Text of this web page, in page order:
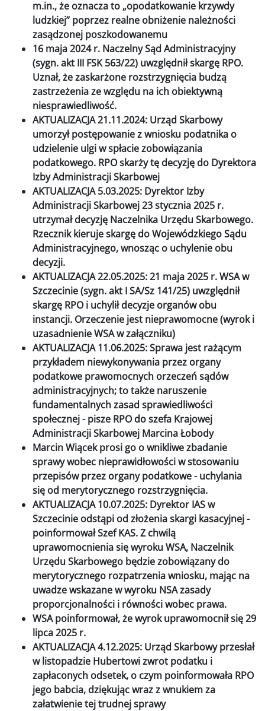
m.in., że oznacza to „opodatkowanie krzywdy
ludzkiej” poprzez realne obniżenie należności
zasądzonej poszkodowanemu
16 maja 2024 r. Naczelny Sąd Administracyjny
(sygn. akt III FSK 563/22) uwzględnił skargę RPO.
Uznał, że zaskarżone rozstrzygnięcia budzą
zastrzeżenia ze względu na ich obiektywną
niesprawiedliwość.
AKTUALIZACJA 21.11.2024: Urząd Skarbowy
umorzył postępowanie z wniosku podatnika o
udzielenie ulgi w spłacie zobowiązania
podatkowego. RPO skarży tę decyzję do Dyrektora
Izby Administracji Skarbowej
AKTUALIZACJA 5.03.2025: Dyrektor Izby
Administracji Skarbowej 23 stycznia 2025 r.
utrzymał decyzję Naczelnika Urzędu Skarbowego.
Rzecznik kieruje skargę do Wojewódzkiego Sądu
Administracyjnego, wnosząc o uchylenie obu
decyzji.
AKTUALIZACJA 22.05.2025: 21 maja 2025 r. WSA w
Szczecinie (sygn. akt I SA/Sz 141/25) uwzględnił
skargę RPO i uchylił decyzje organów obu
instancji. Orzeczenie jest nieprawomocne (wyrok i
uzasadnienie WSA w załączniku)
AKTUALIZACJA 11.06.2025: Sprawa jest rażącym
przykładem niewykonywania przez organy
podatkowe prawomocnych orzeczeń sądów
administracyjnych; to także naruszenie
fundamentalnych zasad sprawiedliwości
społecznej - pisze RPO do szefa Krajowej
Administracji Skarbowej Marcina Łobody
Marcin Wiącek prosi go o wnikliwe zbadanie
sprawy wobec nieprawidłowości w stosowaniu
przepisów przez organy podatkowe - uchylania
się od merytorycznego rozstrzygnięcia.
AKTUALIZACJA 10.07.2025: Dyrektor IAS w
Szczecinie odstąpi od złożenia skargi kasacyjnej -
poinformował Szef KAS. Z chwilą
uprawomocnienia się wyroku WSA, Naczelnik
Urzędu Skarbowego będzie zobowiązany do
merytorycznego rozpatrzenia wniosku, mając na
uwadze wskazane w wyroku NSA zasady
proporcjonalności i równości wobec prawa.
WSA poinformował, że wyrok uprawomocnił się 29
lipca 2025 r.
AKTUALIZACJA 4.12.2025: Urząd Skarbowy przesłał
w listopadzie Hubertowi zwrot podatku i
zapłaconych odsetek, o czym poinformowała RPO
jego babcia, dziękując wraz z wnukiem za
załatwienie tej trudnej sprawy